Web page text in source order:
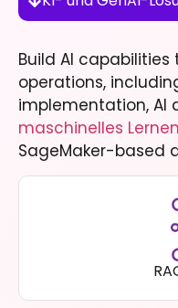
Build AI
operations,
implementation, AI
maschinelles Lernen
SageMaker-based